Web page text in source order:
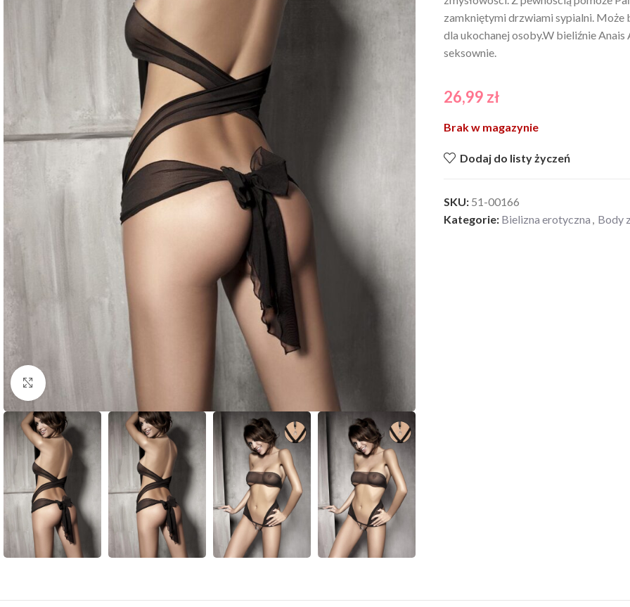
zamkniętymi drzwiami sypialni. Może
dla ukochanej osoby.W bieliźnie
seksownie.
26,99 zł
Brak w magazynie
Dodaj do listy życzeń
SKU: 51-00166
Kategorie: Bielizna erotyczna , Body